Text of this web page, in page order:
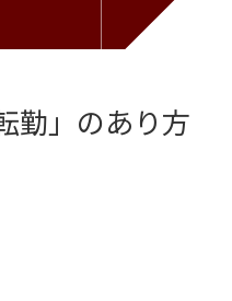
勤」のあり方